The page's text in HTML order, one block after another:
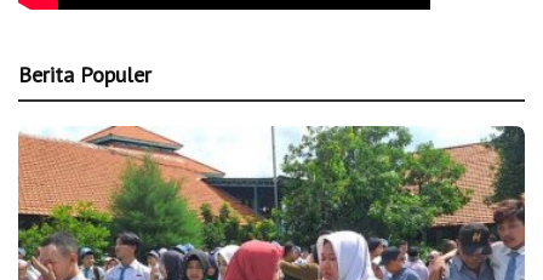
Berita Populer